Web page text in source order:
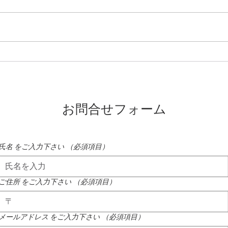
至福
お問合せフォーム
名 をご入力下さい （必須項目）
ご住所 をご入力下さい （必須項目）
メールアドレス をご入力下さい （必須項目）